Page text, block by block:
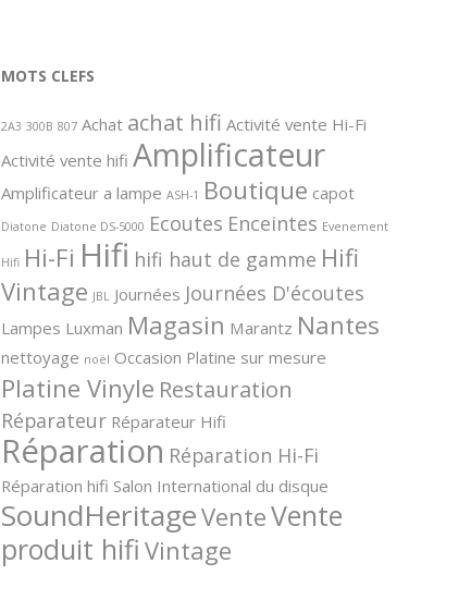
MOTS CLEFS
2A3 300B 807 Achat achat hifi Activité vente Hi-Fi
Activité vente hifi Amplificateur
Amplificateur a lampe ASH-1 Boutique capot
Diatone Diatone DS-5000 Ecoutes Enceintes Evenement
Hifi Hi-Fi Hifi hifi haut de gamme Hifi
Vintage JBL Journées Journées D'écoutes
Lampes Luxman Magasin Marantz Nantes
nettoyage noël Occasion Platine sur mesure
Platine Vinyle Restauration
Réparateur Réparateur Hifi
Réparation Réparation Hi-Fi
Réparation hifi Salon International du disque
SoundHeritageVenteVente
produit hifi Vintage